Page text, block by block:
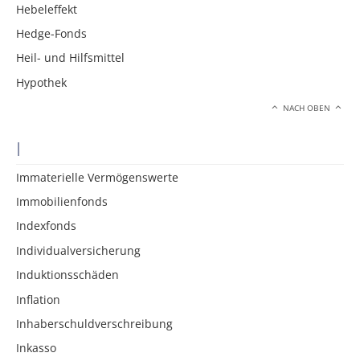
Hebeleffekt
Hedge-Fonds
Heil- und Hilfsmittel
Hypothek
NACH OBEN
I
Immaterielle Vermögenswerte
Immobilienfonds
Indexfonds
Individualversicherung
Induktionsschäden
Inflation
Inhaberschuldverschreibung
Inkasso